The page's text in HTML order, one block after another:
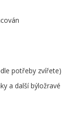
potřeby zvířete)
a další býložravé